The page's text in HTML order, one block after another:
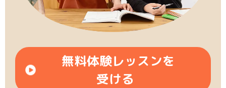
無料体験レッスンを
受ける